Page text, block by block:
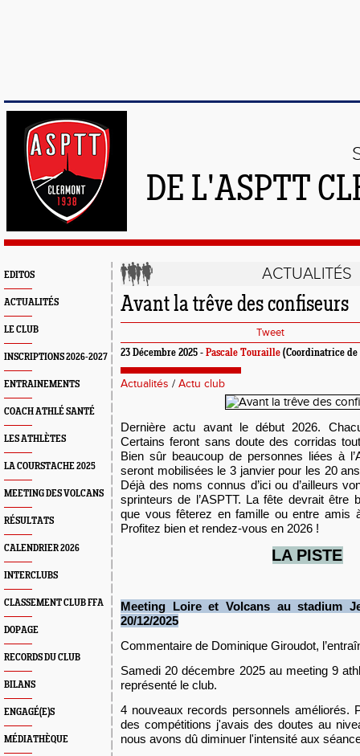
DE L'ASPTT
EDITOS
ACTUALITÉS
LE CLUB
INSCRIPTIONS 2026-2027
ENTRAINEMENTS
COACH ATHLÉ SANTÉ
LES ATHLÈTES
LA COURSTACHE 2025
MEETING DES VOLCANS
RÉSULTATS
CALENDRIER 2026
INTERCLUBS
CLASSEMENT CLUB FFA
DOPAGE
RECORDS DU CLUB
BILANS
ENGAGÉ(E)S
MÉDIATHÈQUE
ACTUALITÉS
Avant la trêve des confiseurs
Tweet
23 Décembre 2025 - Pascale Touraille (Coordinatrice
Actualités / Actu club
Dernière actu avant le début 2026.
Certains feront sans doute des corridas
Bien sûr beaucoup de personnes liées à
seront mobilisées le 3 janvier pour les 20
Déjà des noms connus d’ici ou d’ailleurs
sprinteurs de l’ASPTT. La fête devrait être
que vous fêterez en famille ou entre amis
Profitez bien et rendez-vous en 2026 !
LA PISTE
Meeting Loire et Volcans au stadium
20/12/2025
Commentaire de Dominique Giroudot,
Samedi 20 décembre 2025 au meeting 9
représenté le club.
4 nouveaux records personnels améliorés.
des compétitions j'avais des doutes au
nous avons dû diminuer l'intensité aux